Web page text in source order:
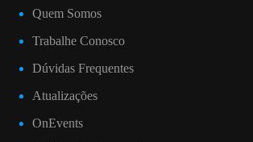
Quem Somos
Trabalhe Conosco
Dúvidas Frequentes
Atualizações
OnEvents